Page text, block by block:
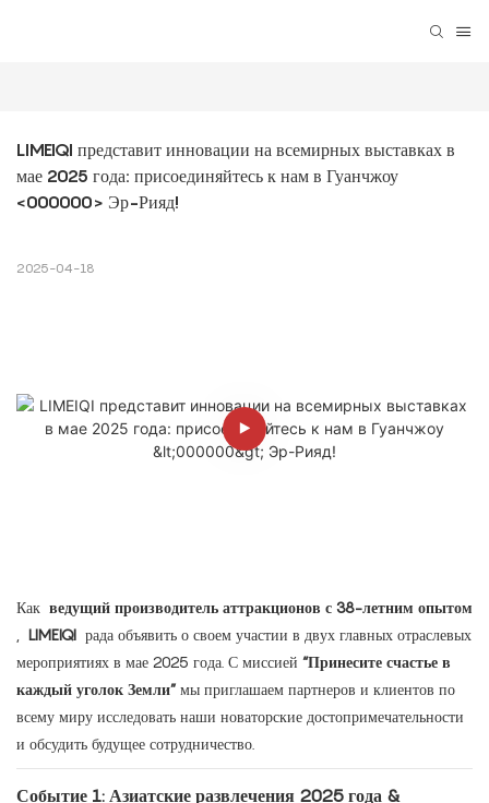
LIMEIQI представит инновации на всемирных выставках в
мае 2025 года: присоединяйтесь к нам в Гуанчжоу
<000000> Эр-Рияд!
2025-04-18
Как ведущий производитель аттракционов с 38-летним опытом
LIMEIQI рада объявить о своем участии в двух главных отраслевых
мероприятиях в мае 2025 года. С миссией “Принесите счастье в
каждый уголок Земли” мы приглашаем партнеров и клиентов по
всему миру исследовать наши новаторские достопримечательности
и обсудить будущее сотрудничество.
Событие 1: Азиатские развлечения 2025 года &